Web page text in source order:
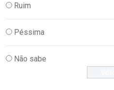
Ruim
Péssima
Não sabe